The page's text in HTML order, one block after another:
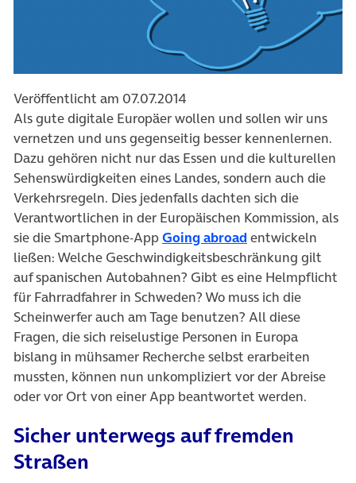
Veröffentlicht am 07.07.2014
Als gute digitale Europäer wollen und sollen wir uns
vernetzen und uns gegenseitig besser kennenlernen.
Dazu gehören nicht nur das Essen und die kulturellen
Sehenswürdigkeiten eines Landes, sondern auch die
Verkehrsregeln. Dies jedenfalls dachten sich die
Verantwortlichen in der Europäischen Kommission, als
sie die Smartphone-AppGoing abroad (öffnet in neuem
entwickeln
ließen: Welche Geschwindigkeitsbeschränkung gilt
auf spanischen Autobahnen? Gibt es eine Helmpflicht
für Fahrradfahrer in Schweden? Wo muss ich die
Scheinwerfer auch am Tage benutzen? All diese
Fragen, die sich reiselustige Personen in Europa
bislang in mühsamer Recherche selbst erarbeiten
mussten, können nun unkompliziert vor der Abreise
oder vor Ort von einer App beantwortet werden.
Sicher unterwegs auf fremden
Straßen